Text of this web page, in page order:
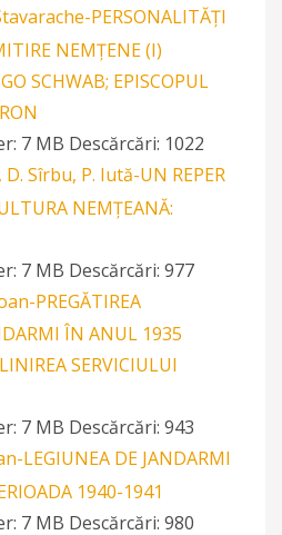
PERSONALITĂŢI
NEMŢENE (I)
7 MB Descărcări: 1022
D. Sîrbu, P. Iută-UN REPER
NEMȚEANĂ:
7 MB Descărcări: 977
PREGĂTIREA
ÎN ANUL 1935
7 MB Descărcări: 943
LEGIUNEA DE JANDARMI
1940-1941
7 MB Descărcări: 980